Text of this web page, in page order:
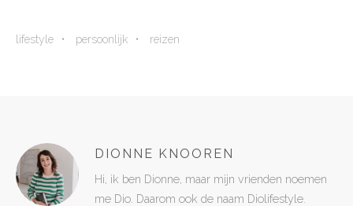
lifestyle persoonlijk reizen
DIONNE KNOOREN
Hi, ik ben Dionne, maar mijn vrienden noemen
me Dio. Daarom ook de naam Diolifestyle.